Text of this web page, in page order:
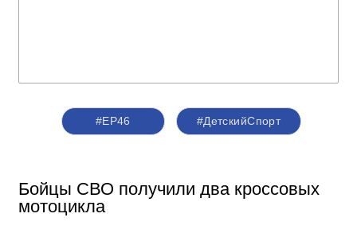
#ЕР46 #ДетскийСпорт
Бойцы СВО получили два кроссовых
мотоцикла